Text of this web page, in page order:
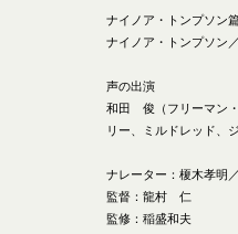
ナイノア・トンプソン
ナイノア・トンプソン
声の出演
和田 俊（フリーマン・
リー、ミルドレッド、ジ
ナレーター：榎木孝明
監督：龍村 仁
監修：稲盛和夫